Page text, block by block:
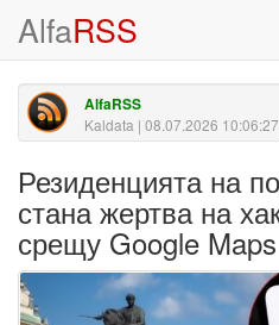
AlfaRSS
AlfaRSS
Kaldata | 08.07.2026
Резиденцията на
стана жертва на
срещу Google Maps